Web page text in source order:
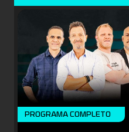
PROGRAMA COMPLETO